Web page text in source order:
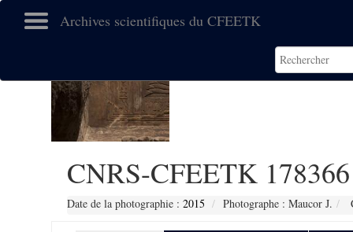
Archives scientifiques du CFEETK
CNRS-CFEETK 178366
Date de la photographie : 2015 Photographe : Maucor J.